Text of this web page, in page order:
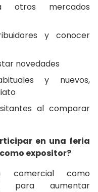
mercados
y conocer
novedades
y nuevos,
al comparar
en una feria
expositor?
como
para aumentar